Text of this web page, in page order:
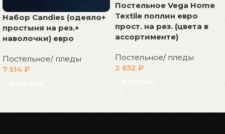
Набор Candies (одеяло+
простыня на рез.+
наволочки) евро
Постельное/ пледы
7 514₽
В корзину
Постельное Vega Home
Textile поплин евро
прост. на рез. (цвета в
ассортименте)
Постельное/ пледы
2 652 ₽
В корзину
Read More